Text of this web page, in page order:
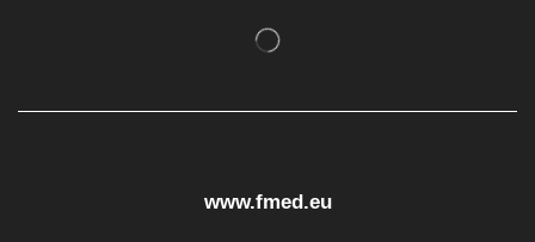
www.fmed.eu